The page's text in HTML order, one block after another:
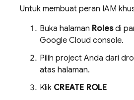
Untuk membuat peran IAM
Buka halaman Rolesdi
Google Cloud console.
Pilih project Anda dari
atas halaman.
Klik CREATE ROLE